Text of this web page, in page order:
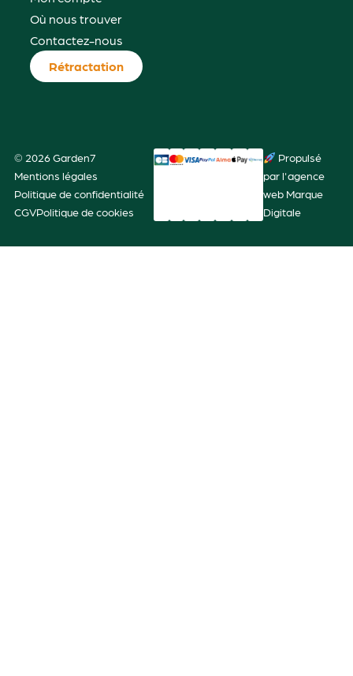
Où nous trouver
Contactez-nous
Rétractation
© 2026 Garden7
Mentions légales
Politique de confidentialité
CGVPolitique de cookies
Propulsé
par l'agence
web Marque
Digitale